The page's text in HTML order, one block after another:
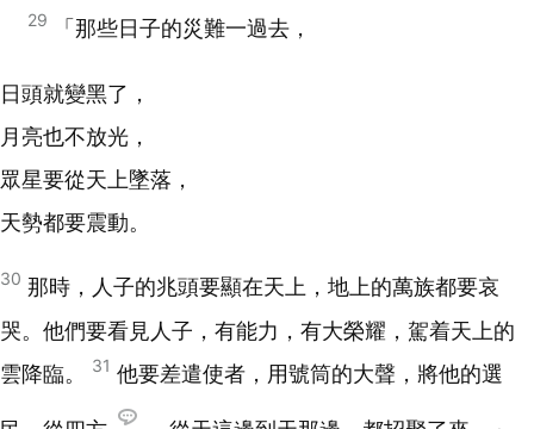
29 「那些日子的災難一過去，
日頭就變黑了，
月亮也不放光，
眾星要從天上墜落，
天勢都要震動。
30 那時，人子的兆頭要顯在天上，地上的萬族都要哀
哭。他們要看見人子，有能力，有大榮耀，駕着天上的
雲降臨。
31 他要差遣使者，用號筒的大聲，將他的選